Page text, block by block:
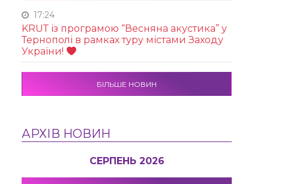
17:24
KRUТ із програмою “Весняна акустика” у
Тернополі в рамках туру містами Заходу
України!
БІЛЬШЕ НОВИН
АРХІВ НОВИН
СЕРПЕНЬ 2026